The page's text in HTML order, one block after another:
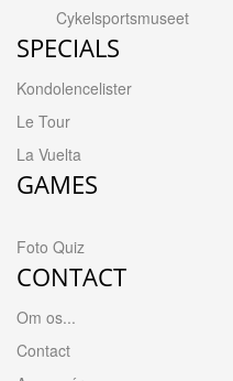
Cykelsportsmuseet
SPECIALS
Kondolencelister
Le Tour
La Vuelta
GAMES
Foto Quiz
CONTACT
Om os...
Contact